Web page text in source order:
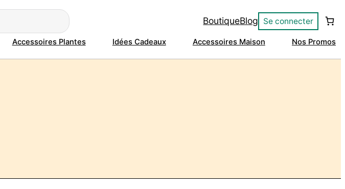
BoutiqueBlog Se connecter
Accessoires Plantes Idées Cadeaux Accessoires Maison Nos Promos